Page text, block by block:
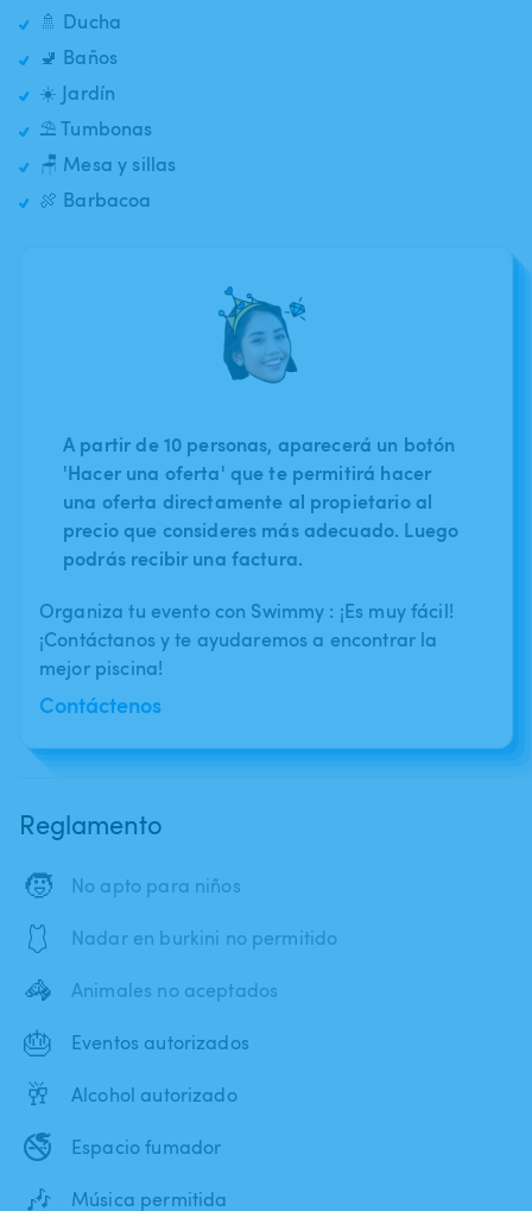
🚿 Ducha
🚽 Baños
☀️ Jardín
⛱️ Tumbonas
🪑 Mesa y sillas
🍖 Barbacoa
A partir de 10 personas, aparecerá un botón
'Hacer una oferta' que te permitirá hacer
una oferta directamente al propietario al
precio que consideres más adecuado. Luego
podrás recibir una factura.
Organiza tu evento con Swimmy : ¡Es muy fácil!
¡Contáctanos y te ayudaremos a encontrar la
mejor piscina!
Contáctenos
Reglamento
🧒 No apto para niños
🩱 Nadar en burkini no permitido
🦓 Animales no aceptados
🎂 Eventos autorizados
🥂 Alcohol autorizado
🚭 Espacio fumador
🎶 Música permitida